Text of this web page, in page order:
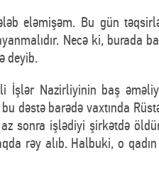
eləmişəm. Bu gün
Necə ki, burada
deyib.
Nazirliyinin baş
dəstə barədə vaxtında
sonra işlədiyi şirkətdə
rəy alıb. Halbuki, o